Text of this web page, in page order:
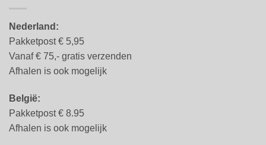
Nederland:
Pakketpost € 5,95
Vanaf € 75,- gratis verzenden
Afhalen is ook mogelijk
België:
Pakketpost € 8.95
Afhalen is ook mogelijk